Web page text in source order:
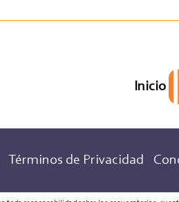
Inicio
Términos de Privacidad